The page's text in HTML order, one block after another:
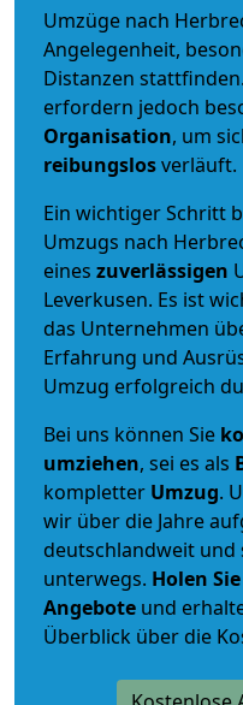
Umzüge nach
Angelegenheit,
Distanzen
erfordern jedoch
Organisation, um
reibungslosverläuft.
Ein wichtiger Schritt
Umzugs nach
eines zuverlässigen
Leverkusen. Es ist
das Unternehmen
Erfahrung und
Umzug erfolgreich
Bei uns können Sie
umziehen, sei es als
kompletter Umzug.
wir über die Jahre
deutschlandweit
unterwegs. Holen
Angebote und
Überblick über die